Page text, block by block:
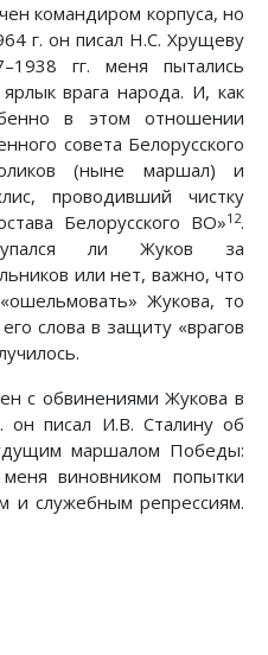
командиром корпуса, но
г. он писал Н.С. Хрущеву
гг. меня пытались
врага народа. И, как
в этом отношении
совета Белорусского
(ныне маршал) и
проводивший чистку
Белорусского ВО»12.
ли Жуков за
или нет, важно, что
Жукова, то
слова в защиту «врагов
с обвинениями Жукова в
писал И.В. Сталину об
маршалом Победы:
виновником попытки
и служебным репрессиям.